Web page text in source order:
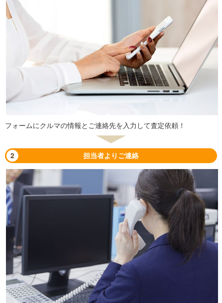
フォームにクルマの情報とご連絡先を入力して査定依頼！
2 担当者よりご連絡